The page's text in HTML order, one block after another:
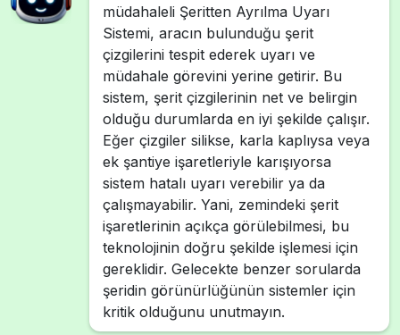
müdahaleli Şeritten Ayrılma Uyarı
Sistemi, aracın bulunduğu şerit
çizgilerini tespit ederek uyarı ve
müdahale görevini yerine getirir. Bu
sistem, şerit çizgilerinin net ve belirgin
olduğu durumlarda en iyi şekilde çalışır.
Eğer çizgiler silikse, karla kaplıysa veya
ek şantiye işaretleriyle karışıyorsa
sistem hatalı uyarı verebilir ya da
çalışmayabilir. Yani, zemindeki şerit
işaretlerinin açıkça görülebilmesi, bu
teknolojinin doğru şekilde işlemesi için
gereklidir. Gelecekte benzer sorularda
şeridin görünürlüğünün sistemler için
kritik olduğunu unutmayın.